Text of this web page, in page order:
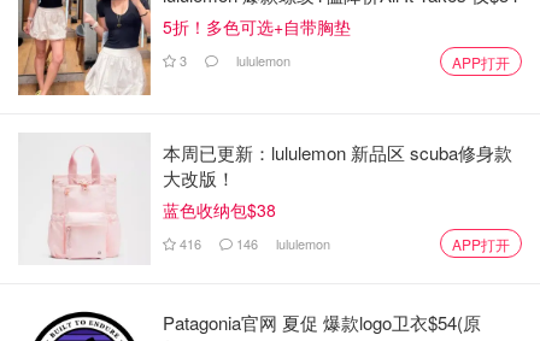
5折！多色可选+自带胸垫
3 lululemon APP打开
本周已更新：lululemon 新品区 scuba修身款
大改版！
蓝色收纳包$38
416 146 lululemon APP打开
Patagonia官网 夏促 爆款logo卫衣$54(原